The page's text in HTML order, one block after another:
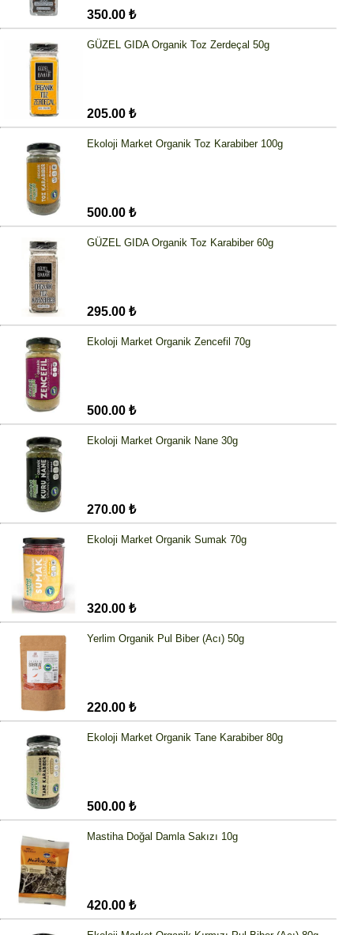
350.00 ₺
GÜZEL GIDA Organik Toz Zerdeçal 50g
205.00 ₺
Ekoloji Market Organik Toz Karabiber 100g
500.00 ₺
GÜZEL GIDA Organik Toz Karabiber 60g
295.00 ₺
Ekoloji Market Organik Zencefil 70g
500.00 ₺
Ekoloji Market Organik Nane 30g
270.00 ₺
Ekoloji Market Organik Sumak 70g
320.00 ₺
Yerlim Organik Pul Biber (Acı) 50g
220.00 ₺
Ekoloji Market Organik Tane Karabiber 80g
500.00 ₺
Mastiha Doğal Damla Sakızı 10g
420.00 ₺